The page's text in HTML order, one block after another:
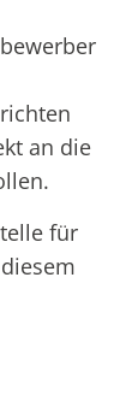
an die
für